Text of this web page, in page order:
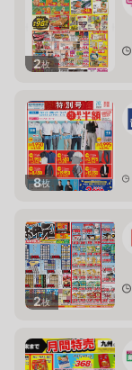
2枚
8枚
2枚